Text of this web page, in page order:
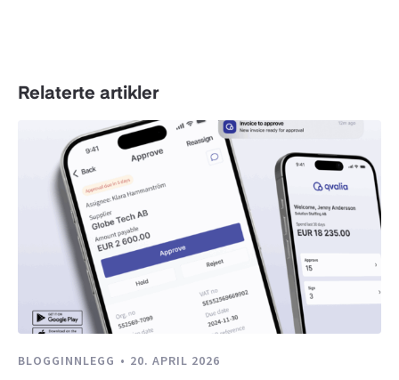
Relaterte artikler
BLOGGINNLEGG 20. APRIL 2026